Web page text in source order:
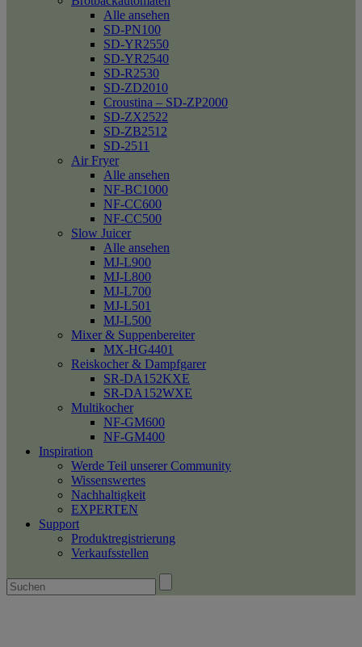
Alle ansehen
SD-PN100
SD-YR2550
SD-YR2540
SD-R2530
SD-ZD2010
Croustina – SD-ZP2000
SD-ZX2522
SD-ZB2512
SD-2511
Air Fryer
Alle ansehen
NF-BC1000
NF-CC600
NF-CC500
Slow Juicer
Alle ansehen
MJ-L900
MJ-L800
MJ-L700
MJ-L501
MJ-L500
Mixer & Suppenbereiter
MX-HG4401
Reiskocher & Dampfgarer
SR-DA152KXE
SR-DA152WXE
Multikocher
NF-GM600
NF-GM400
Inspiration
Werde Teil unserer Community
Wissenswertes
Nachhaltigkeit
EXPERTEN
Support
Produktregistrierung
Verkaufsstellen